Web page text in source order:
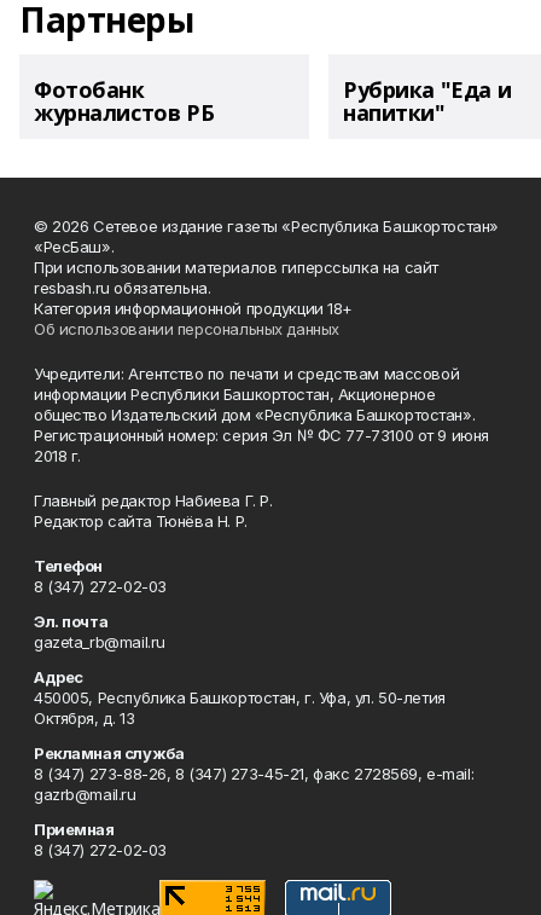
Партнеры
Фотобанк
журналистов РБ
Рубрика "Еда и
напитки"
© 2026 Сетевое издание газеты «Республика Башкортостан»
«РесБаш».
При использовании материалов гиперссылка на сайт
resbash.ru обязательна.
Категория информационной продукции 18+
Об использовании персональных данных
Учредители: Агентство по печати и средствам массовой
информации Республики Башкортостан, Акционерное
общество Издательский дом «Республика Башкортостан».
Регистрационный номер: серия Эл № ФС 77-73100 от 9 июня
2018 г.
Главный редактор Набиева Г. Р.
Редактор сайта Тюнёва Н. Р.
Телефон
8 (347) 272-02-03
Эл. почта
gazeta_rb@mail.ru
Адрес
450005, Республика Башкортостан, г. Уфа, ул. 50-летия
Октября, д. 13
Рекламная служба
8 (347) 273-88-26, 8 (347) 273-45-21, факс 2728569, e-mail:
gazrb@mail.ru
Приемная
8 (347) 272-02-03